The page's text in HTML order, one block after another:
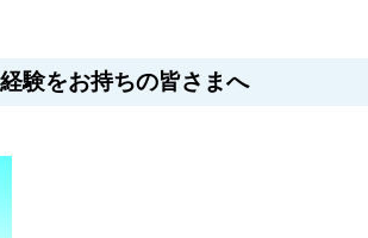
験をお持ちの皆さまへ